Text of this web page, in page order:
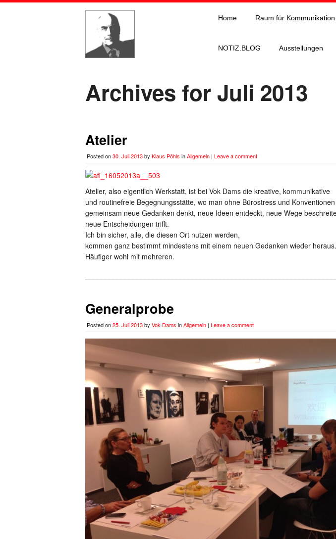
Home Raum für Kommunikation
NOTIZ.BLOG Ausstellungen
Archives for Juli 2013
Atelier
Posted on30. Juli 2013by Klaus Pöhls inAllgemein | Leave a comment
Atelier, also eigentlich Werkstatt, ist bei Vok Dams die kreative, kommunikative
und routinefreie Begegnungsstätte, wo man ohne Bürostress und Konventionen
gemeinsam neue Gedanken denkt, neue Ideen entdeckt, neue Wege
neue Entscheidungen trifft.
Ich bin sicher, alle, die diesen Ort nutzen werden,
kommen ganz bestimmt mindestens mit einem neuen Gedanken wieder heraus.
Häufiger wohl mit mehreren.
Generalprobe
Posted on25. Juli 2013by Vok Dams inAllgemein | Leave a comment